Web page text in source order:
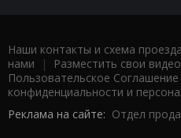
Наши контакты и схема проезда
нами | Разместить свои
Пользовательское Соглашение
конфиденциальности и
Реклама на сайте: Отдел